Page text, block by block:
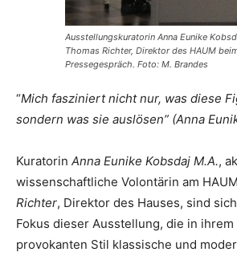
Ausstellungskuratorin Anna Eunike
Thomas Richter, Direktor des HAUM
Pressegespräch. Foto: M. Brandes
“Mich fasziniert nicht nur, was diese
sondern was sie auslösen” (Anna
Kuratorin Anna Eunike Kobsdaj M.A.,
wissenschaftliche Volontärin am
Richter, Direktor des Hauses, sind
Fokus dieser Ausstellung, die in
provokanten Stil klassische und